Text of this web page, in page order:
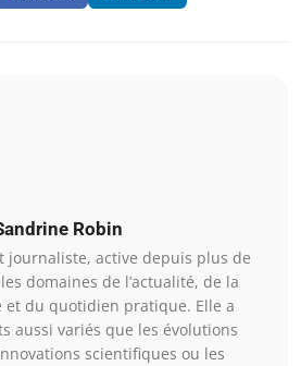
Robin
journaliste, active depuis plus de
domaines de l’actualité, de la
et du quotidien pratique. Elle a
aussi variés que les évolutions
scientifiques ou les